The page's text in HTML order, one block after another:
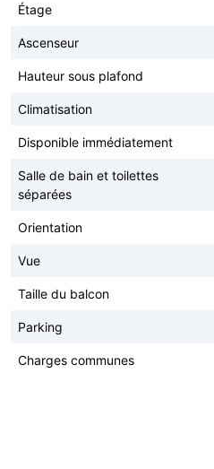
Étage
Ascenseur
Hauteur sous plafond
Climatisation
Disponible immédiatement
Salle de bain et toilettes
séparées
Orientation
Vue
Taille du balcon
Parking
Charges communes